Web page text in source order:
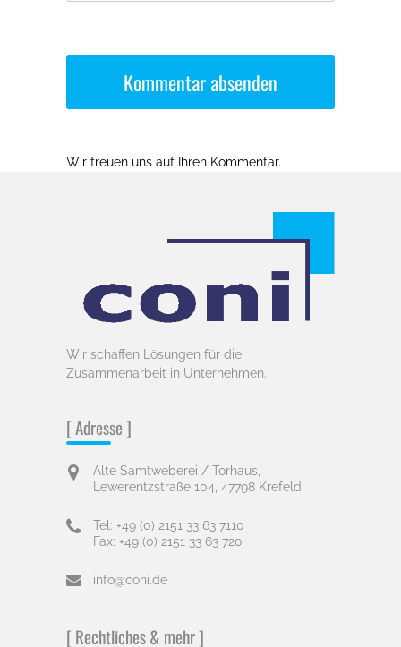
Wir freuen uns auf Ihren Kommentar.
Wir schaffen Lösungen für die
Zusammenarbeit in Unternehmen.
[ Adresse ]
Alte Samtweberei / Torhaus,
Lewerentzstraße 104, 47798 Krefeld
Tel: +49 (0) 2151 33 63 7110
Fax: +49 (0) 2151 33 63 720
info@coni.de
[ Rechtliches & mehr ]